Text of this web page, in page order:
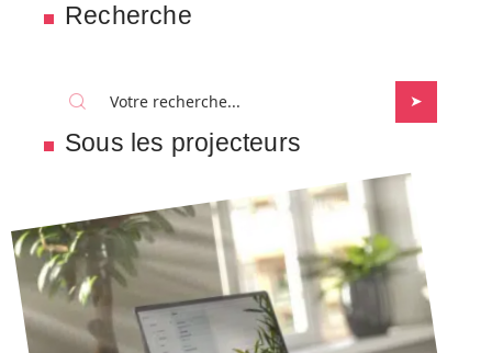
Recherche
Sous les projecteurs